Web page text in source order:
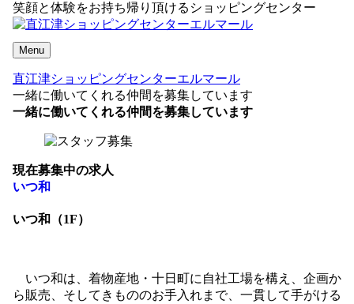
笑顔と体験をお持ち帰り頂けるショッピングセンター
Menu
直江津ショッピングセンターエルマール
一緒に働いてくれる仲間を募集しています
一緒に働いてくれる仲間を募集しています
現在募集中の求人
いつ和
いつ和（1F）
いつ和は、着物産地・十日町に自社工場を構え、企画か
ら販売、そしてきもののお手入れまで、一貫して手がける